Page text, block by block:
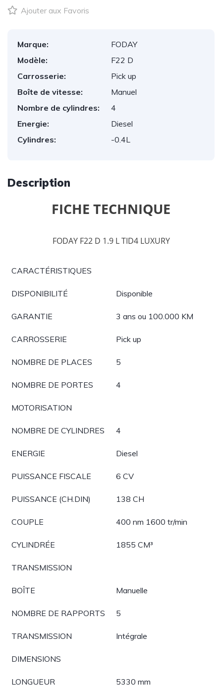
Ajouter aux Favoris
Marque:
FODAY
Modèle:
F22 D
Carrosserie:
Pick up
Boîte de vitesse:
Manuel
Nombre de cylindres:
4
Energie:
Diesel
Cylindres:
-0.4L
Description
FICHE TECHNIQUE
FODAY F22 D 1.9 L TID4 LUXURY
CARACTÉRISTIQUES
DISPONIBILITÉ Disponible
GARANTIE 3 ans ou 100.000 KM
CARROSSERIE Pick up
NOMBRE DE PLACES 5
NOMBRE DE PORTES 4
MOTORISATION
NOMBRE DE CYLINDRES 4
ENERGIE Diesel
PUISSANCE FISCALE 6 CV
PUISSANCE (CH.DIN) 138 CH
COUPLE 400 nm 1600 tr/min
CYLINDRÉE 1855 CM³
TRANSMISSION
BOÎTE Manuelle
NOMBRE DE RAPPORTS 5
TRANSMISSION Intégrale
DIMENSIONS
LONGUEUR 5330 mm